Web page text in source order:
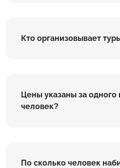
Кто организовывает
Цены указаны за одного
человек?
По сколько человек